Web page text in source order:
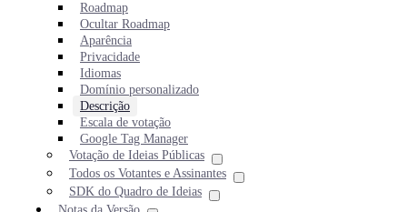
Roadmap
Ocultar Roadmap
Aparência
Privacidade
Idiomas
Domínio personalizado
Descrição
Escala de votação
Google Tag Manager
Votação de Ideias Públicas
Todos os Votantes e Assinantes
SDK do Quadro de Ideias